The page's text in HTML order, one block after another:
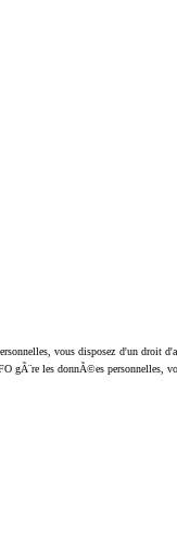
vous disposez d'un droit
gÃ¨re les donnÃ©es personnelles,